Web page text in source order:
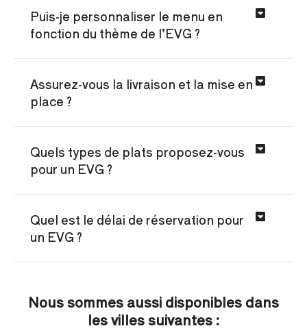
Puis-je personnaliser le menu en
fonction du thème de l’EVG ?
Assurez-vous la livraison et la mise en
place ?
Quels types de plats proposez-vous
pour un EVG ?
Quel est le délai de réservation pour
un EVG ?
Nous sommes aussi disponibles dans
les villes suivantes :